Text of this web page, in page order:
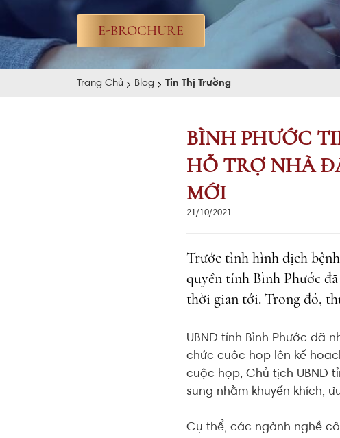
E-BROCHURE
Trang Chủ Blog Tin Thị Trường
BÌNH PHƯỚC
HỖ TRỢ NHÀ
MỚI
21/10/2021
Trước tình hình dịch
quyền tỉnh Bình Phước
thời gian tới. Trong đó,
UBND tỉnh Bình Phước đã
chức cuộc họp lên kế
cuộc họp, Chủ tịch UBND
sung nhằm khuyến khích,
Cụ thể, các ngành nghề